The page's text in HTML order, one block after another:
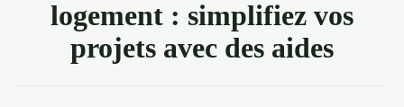
logement : simplifiez vos
projets avec des aides